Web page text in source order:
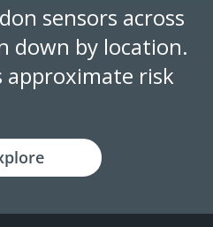
sensors across
down by location.
approximate risk